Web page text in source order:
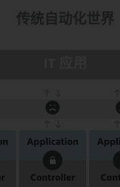
传统自动化世界